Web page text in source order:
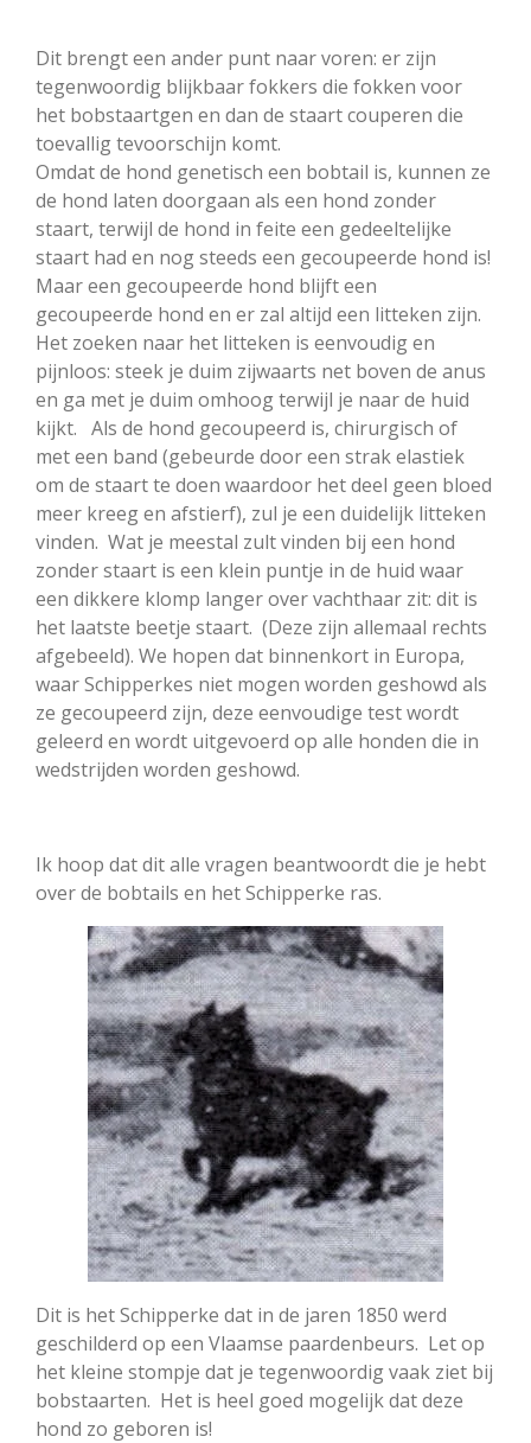
Dit brengt een ander punt naar voren: er zijn
tegenwoordig blijkbaar fokkers die fokken voor
het bobstaartgen en dan de staart couperen die
toevallig tevoorschijn komt.
Omdat de hond genetisch een bobtail is, kunnen ze
de hond laten doorgaan als een hond zonder
staart, terwijl de hond in feite een gedeeltelijke
staart had en nog steeds een gecoupeerde hond is!
Maar een gecoupeerde hond blijft een
gecoupeerde hond en er zal altijd een litteken zijn.
Het zoeken naar het litteken is eenvoudig en
pijnloos: steek je duim zijwaarts net boven de anus
en ga met je duim omhoog terwijl je naar de huid
kijkt. Als de hond gecoupeerd is, chirurgisch of
met een band (gebeurde door een strak elastiek
om de staart te doen waardoor het deel geen bloed
meer kreeg en afstierf), zul je een duidelijk litteken
vinden. Wat je meestal zult vinden bij een hond
zonder staart is een klein puntje in de huid waar
een dikkere klomp langer over vachthaar zit: dit is
het laatste beetje staart. (Deze zijn allemaal rechts
afgebeeld). We hopen dat binnenkort in Europa,
waar Schipperkes niet mogen worden geshowd als
ze gecoupeerd zijn, deze eenvoudige test wordt
geleerd en wordt uitgevoerd op alle honden die in
wedstrijden worden geshowd.
Ik hoop dat dit alle vragen beantwoordt die je hebt
over de bobtails en het Schipperke ras.
Dit is het Schipperke dat in de jaren 1850 werd
geschilderd op een Vlaamse paardenbeurs. Let op
het kleine stompje dat je tegenwoordig vaak ziet bij
bobstaarten. Het is heel goed mogelijk dat deze
hond zo geboren is!